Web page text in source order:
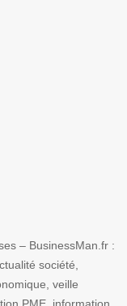
– BusinessMan.fr :
société,
veille